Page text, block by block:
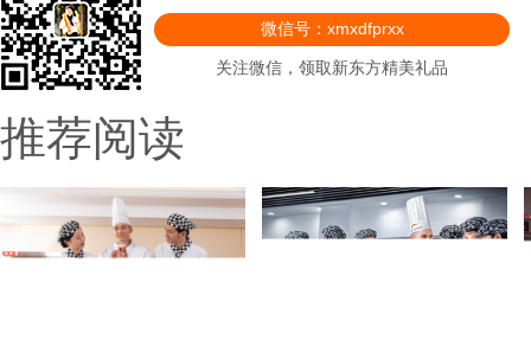
微信号：xmxdfprxx
关注微信，领取新东方精美礼品
推荐阅读